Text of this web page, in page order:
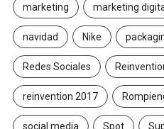
marketing marketing
navidad Nike
Redes Sociales
reinvention 2017
social media Spot